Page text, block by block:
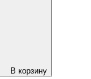
В корзину